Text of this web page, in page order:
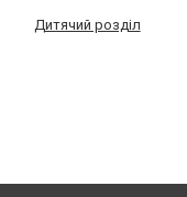
Дитячий розділ